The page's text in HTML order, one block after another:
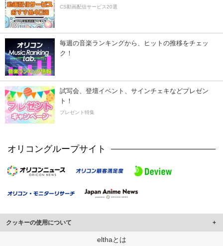
CS動画配信サービス20選
毎週の音楽ランキングから、ヒットの推移をチェッ
ク！
試写会、登壇イベント、サインチェキなどプレゼン
ト！
プレゼント特集
オリコングループサイト
クッキーの使用について
このサイトでは Cookie を使用して、ユーザーに合わせたコンテンツや広告の
elthaとは